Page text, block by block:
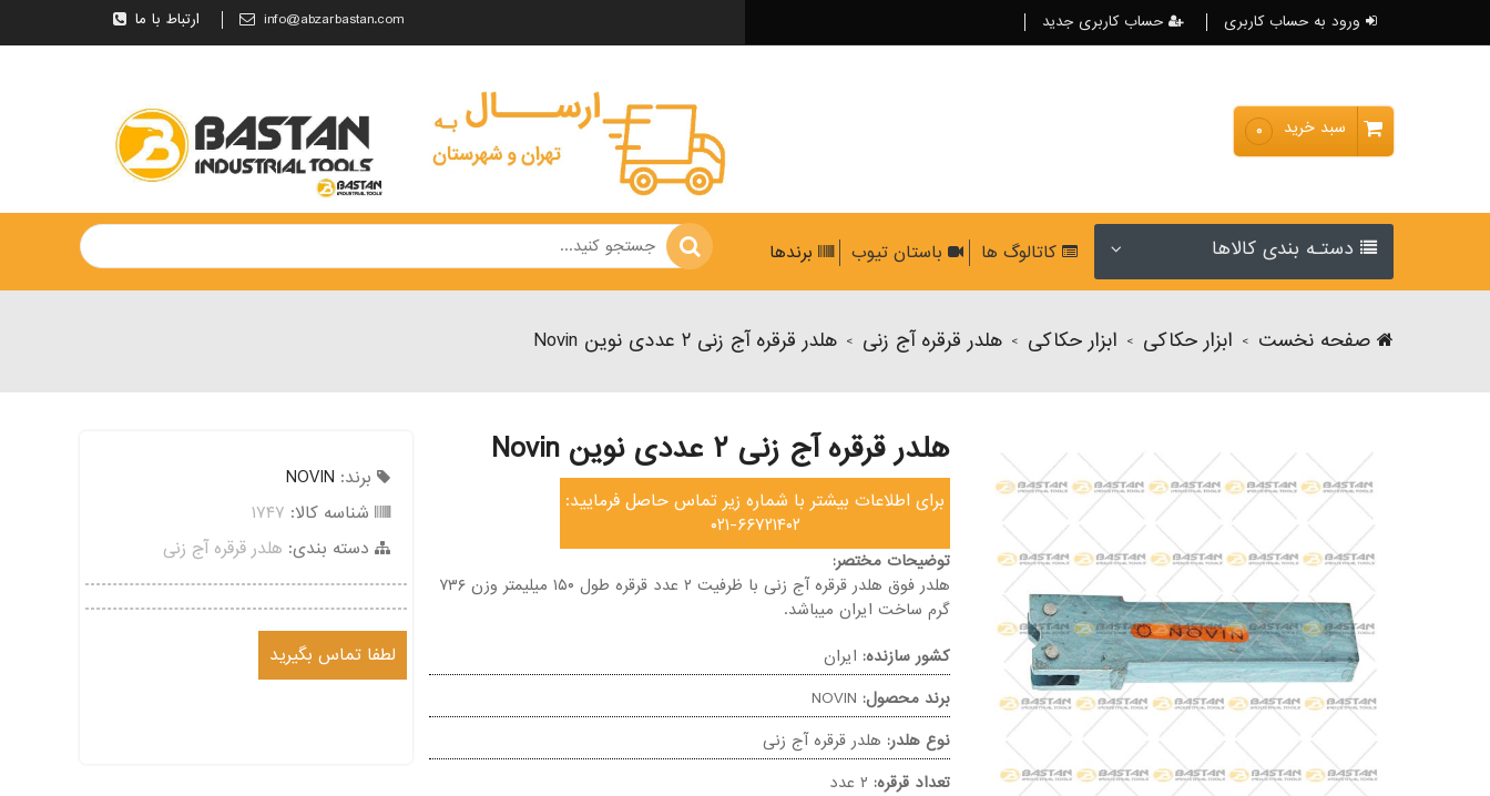
ورود به حساب کاربری حساب کاربری جدید ارتباط با ما info@abzarbastan.com
سبد خرید ۰
دستـه بندی کالاها کاتالوگ ها باستان تیوب برندها
صفحه نخست > ابزار حکاکی > ابزار حکاکی > هلدر قرقره آج زنی > هلدر قرقره آج زنی ۲ عددی نوین Novin
هلدر قرقره آج زنی ۲ عددی نوین Novin
برای اطلاعات بیشتر با شماره زیر تماس حاصل فرمایید:
۰۲۱-۶۶۷۲۱۴۰۲
توضیحات مختصر:
هلدر فوق هلدر قرقره آج زنی با ظرفیت ۲ عدد قرقره طول ۱۵۰ میلیمتر وزن ۷۳۶
گرم ساخت ایران میباشد.
کشور سازنده: ایران
برند محصول: NOVIN
نوع هلدر: هلدر قرقره آج زنی
تعداد قرقره: ۲ عدد
برند: NOVIN
شناسه کالا: ۱۷۴۷
دسته بندی: هلدر قرقره آج زنی
لطفا تماس بگیرید